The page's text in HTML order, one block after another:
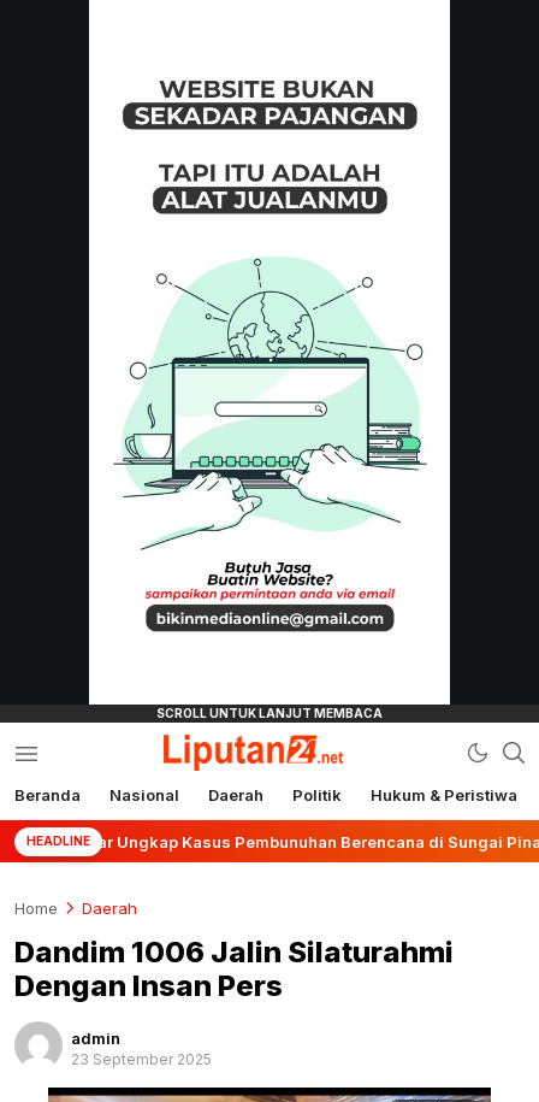
liputan24.net
Beranda Nasional Daerah Politik Hukum & Peristiwa
HEADLINE
Ungkap Kasus Pembunuhan Berencana di Sungai Pinang
Home Daerah
Dandim 1006 Jalin Silaturahmi
Dengan Insan Pers
admin
23 September 2025